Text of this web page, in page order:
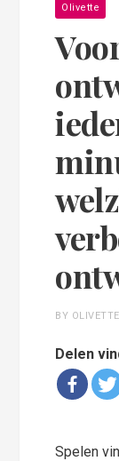
Olivette
BY OLIVETTE
Delen
Spelen